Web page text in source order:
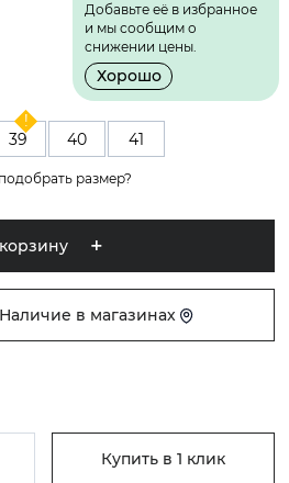
Добавьте её в избранное
и мы сообщим о
снижении цены.
Хорошо
39 40 41
размер?
в магазинах
Купить в 1 клик